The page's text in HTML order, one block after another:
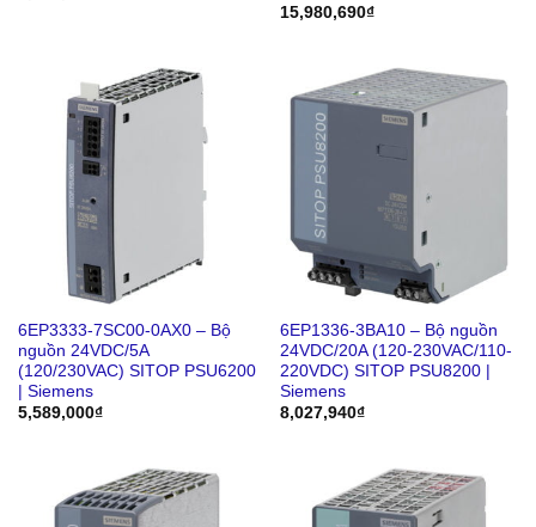
15,980,690₫
6EP3333-7SC00-0AX0 – Bộ
nguồn 24VDC/5A
(120/230VAC) SITOP PSU6200
| Siemens
5,589,000₫
6EP1336-3BA10 – Bộ nguồn
24VDC/20A (120-230VAC/110-
220VDC) SITOP PSU8200 |
Siemens
8,027,940₫